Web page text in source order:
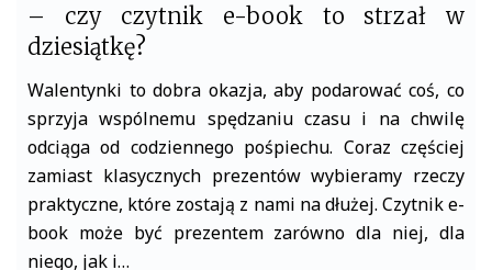
– czy czytnik e-book to strzał w
dziesiątkę?
Walentynki to dobra okazja, aby podarować coś, co
sprzyja wspólnemu spędzaniu czasu i na chwilę
odciąga od codziennego pośpiechu. Coraz częściej
zamiast klasycznych prezentów wybieramy rzeczy
praktyczne, które zostają z nami na dłużej. Czytnik e-
book może być prezentem zarówno dla niej, dla
niego, jak i…